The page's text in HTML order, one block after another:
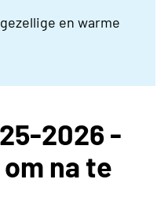
en warme
2026 -
na te